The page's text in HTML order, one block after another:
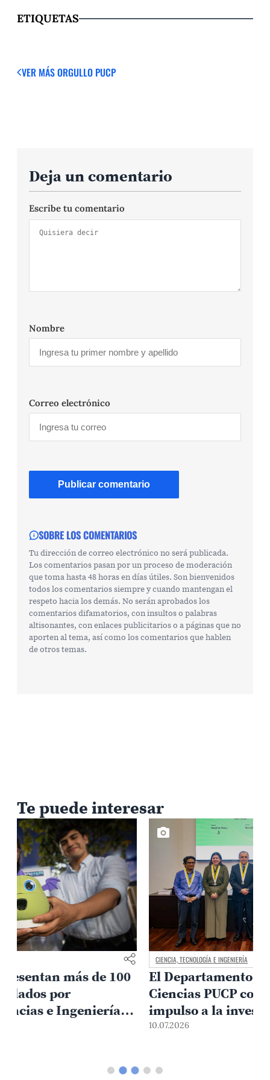
ETIQUETAS
VER MÁSORGULLO PUCP
Deja un comentario
Escribe tu comentario
Nombre
Correo electrónico
SOBRE LOS COMENTARIOS
Tu dirección de correo electrónico no será publicada.
Los comentarios pasan por un proceso de moderación
que toma hasta 48 horas en días útiles. Son bienvenidos
todos los comentarios siempre y cuando mantengan el
respeto hacia los demás. No serán aprobados los
comentarios difamatorios, con insultos o palabras
altisonantes, con enlaces publicitarios o a páginas que no
aporten al tema, así como los comentarios que hablen
de otros temas.
Te puede interesar
El Departamento Académico de
Ciencias PUCP conmemora 60 años de
impulso a la investigación y la